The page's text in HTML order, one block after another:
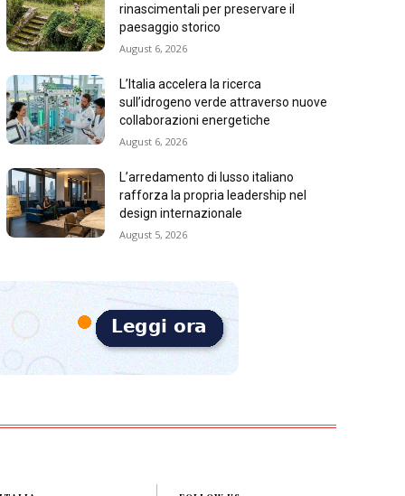
rinascimentali per preservare il
paesaggio storico
August 6, 2026
L’Italia accelera la ricerca
sull’idrogeno verde attraverso nuove
collaborazioni energetiche
August 6, 2026
L’arredamento di lusso italiano
rafforza la propria leadership nel
design internazionale
August 5, 2026